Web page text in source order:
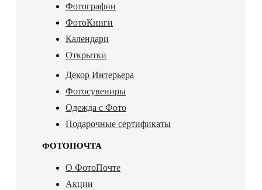
Фотографии
ФотоКниги
Календари
Открытки
Декор Интерьера
Фотосувениры
Одежда с Фото
Подарочные сертификаты
ФОТОПОЧТА
О ФотоПочте
Акции